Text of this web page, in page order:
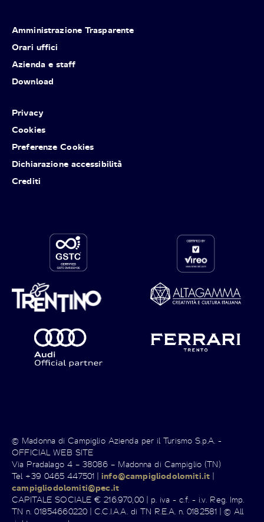
Amministrazione Trasparente
Orari uffici
Azienda e staff
Download
Privacy
Cookies
Preferenze Cookies
Dichiarazione accessibilità
Crediti
© Madonna di Campiglio Azienda per il Turismo S.p.A. -
OFFICIAL WEB SITE
Via Pradalago 4 – 38086 – Madonna di Campiglio (TN)
Tel +39 0465 447501 |info@campigliodolomiti.it |
campigliodolomiti@pec.it
CAPITALE SOCIALE € 216.970,00 | p. iva - c.f. - i.v. Reg. Imp.
TN n. 01854660220 | C.C.I.A.A. di TN R.E.A. n. 0182581 | © All